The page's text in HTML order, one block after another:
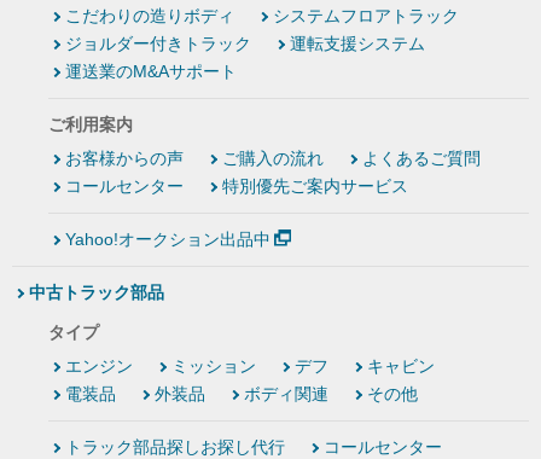
こだわりの造りボディ
システムフロアトラック
ジョルダー付きトラック
運転支援システム
運送業のM&Aサポート
ご利用案内
お客様からの声
ご購入の流れ
よくあるご質問
コールセンター
特別優先ご案内サービス
Yahoo!オークション出品中
中古トラック部品
タイプ
エンジン
ミッション デフ
キャビン
電装品
外装品 ボディ関連 その他
トラック部品探しお探し代行 コールセンター